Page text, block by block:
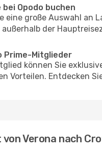
Opodo buchen
eine große Auswahl
außerhalb der
Prime-Mitglieder
können Sie
Vorteilen. Entdecken
Verona nach